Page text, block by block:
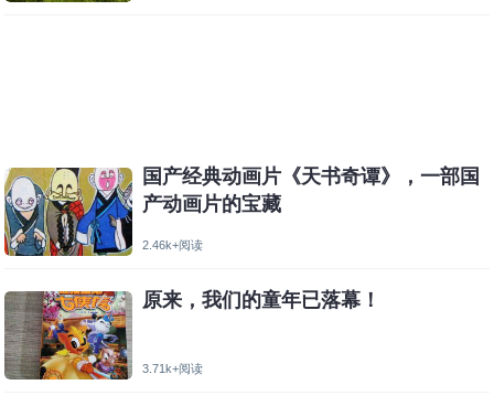
国产经典动画片《天书奇谭》，一部国
产动画片的宝藏
2.46k+阅读
原来，我们的童年已落幕！
3.71k+阅读